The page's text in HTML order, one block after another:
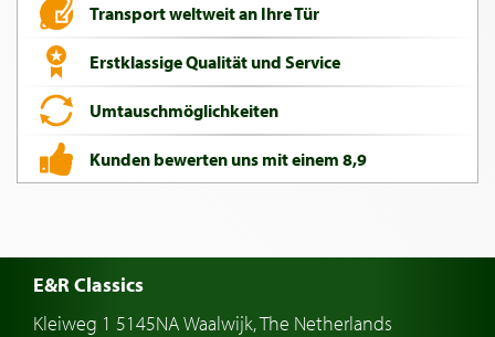
Transport weltweit an Ihre Tür
Erstklassige Qualität und Service
Umtauschmöglichkeiten
Kunden bewerten uns mit einem 8,9
E&R Classics
Kleiweg 1 5145NA Waalwijk, The Netherlands